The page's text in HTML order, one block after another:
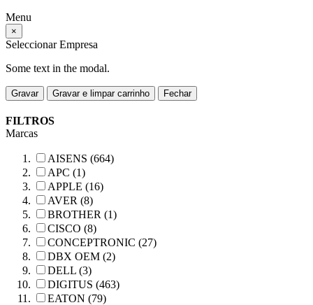
Menu
×
Seleccionar Empresa
Some text in the modal.
Gravar Gravar e limpar carrinho Fechar
FILTROS
Marcas
AISENS (664)
APC (1)
APPLE (16)
AVER (8)
BROTHER (1)
CISCO (8)
CONCEPTRONIC (27)
DBX OEM (2)
DELL (3)
DIGITUS (463)
EATON (79)